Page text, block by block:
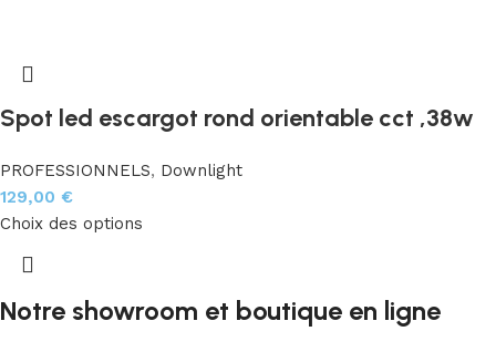
Spot led escargot rond orientable cct ,38w
PROFESSIONNELS, Downlight
129,00 €
Choix des options
Notre showroom et boutique en ligne